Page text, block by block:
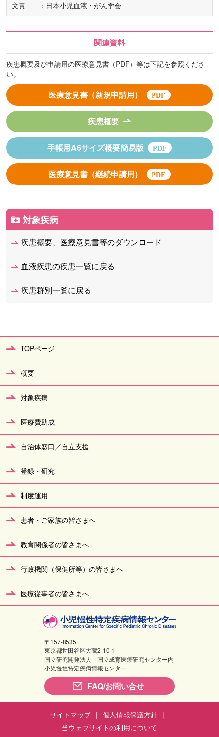
文責
：日本小児血液・がん学会
関連資料
疾患概要及び申請用の医療意見書（PDF）等は下記を参照くださ
い。
医療意見書（新規申請用）
疾患概要
手帳用A6サイズ概要簡易版
医療意見書（継続申請用）
対象疾病
疾患概要、医療意見書等のダウンロード
血液疾患の疾患一覧に戻る
疾患群別一覧に戻る
TOPページ
概要
対象疾病
医療費助成
自治体窓口／自立支援
登録・研究
制度運用
患者・ご家族の皆さまへ
教育関係者の皆さまへ
行政機関（保健所等）の皆さまへ
医療従事者の皆さまへ
〒157-8535
東京都世田谷区大蔵2-10-1
国立研究開発法人 国立成育医療研究センター内
小児慢性特定疾病情報センター
FAQ/お問い合せ
サイトマップ
個人情報保護方針
当ウェブサイトの利用について